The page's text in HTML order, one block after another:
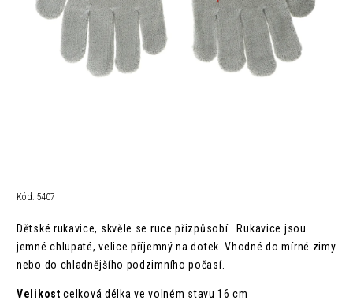
Kód: 5407
Dětské rukavice, skvěle se ruce přizpůsobí. Rukavice jsou
jemné chlupaté, velice příjemný na dotek. Vhodné do mírné zimy
nebo do chladnějšího podzimního počasí.
Velikostcelková délka ve volném stavu 16 cm